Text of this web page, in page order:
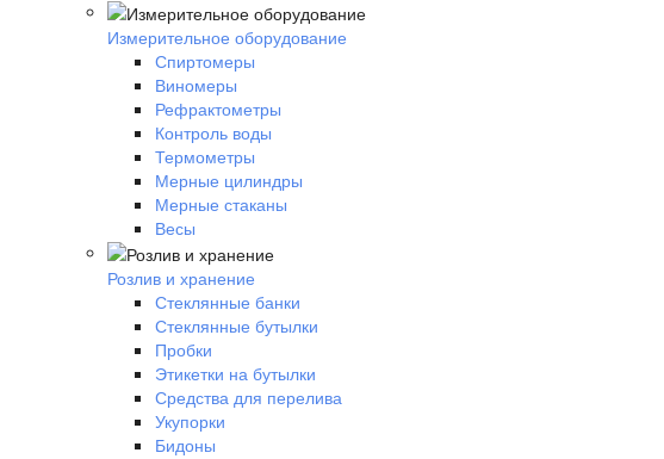
Измерительное оборудование
Спиртомеры
Виномеры
Рефрактометры
Контроль воды
Термометры
Мерные цилиндры
Мерные стаканы
Весы
Розлив и хранение
Стеклянные банки
Стеклянные бутылки
Пробки
Этикетки на бутылки
Средства для перелива
Укупорки
Бидоны